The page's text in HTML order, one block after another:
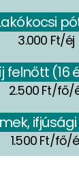
3.000 Ft/éj
felnőtt (16
2.500 Ft/fő/
1.500 Ft/fő/